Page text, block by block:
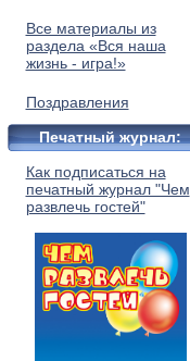
Все материалы из
раздела «Вся наша
жизнь - игра!»
Поздравления
Печатный журнал:
Как подписаться на
печатный журнал "Чем
развлечь гостей"